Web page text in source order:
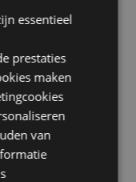
essentieel
prestaties
maken
van